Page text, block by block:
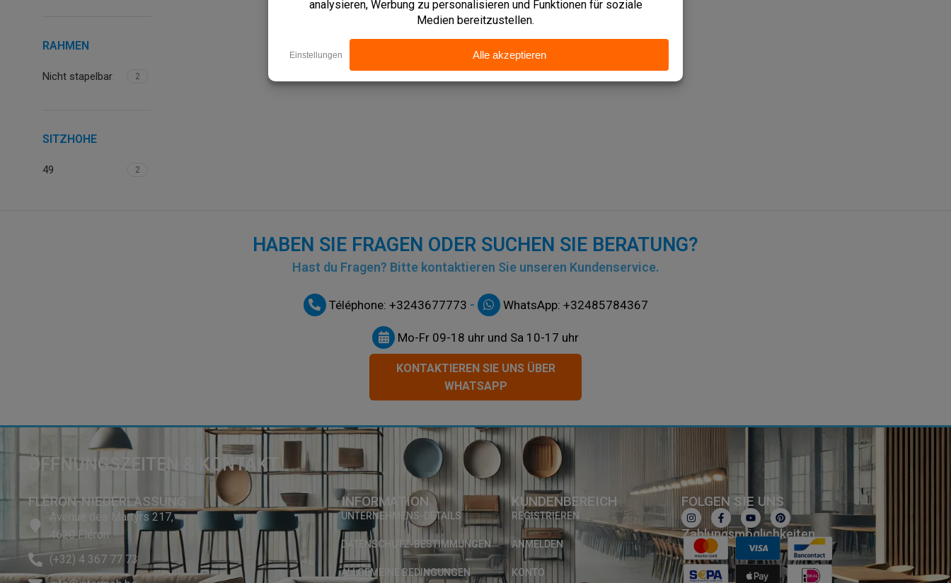
RAHMEN
Nicht stapelbar 2
SITZHOHE
49 2
HABEN SIE FRAGEN ODER SUCHEN SIE BERATUNG?
Hast du Fragen? Bitte kontaktieren Sie unseren Kundenservice.
Téléphone: +3243677773 - WhatsApp: +32485784367
Mo-Fr 09-18 uhr und Sa 10-17 uhr
KONTAKTIEREN SIE UNS ÜBER
WHATSAPP
ÖFFNUNGSZEITEN & KONTAKT
FLÉRON-NIEDERLASSUNG
Avenue des Martyrs 217,
4620 Fléron
(+32) 4 367 77 73
INFORMATION
UNTERNEHMENS-DETAILS
DATENSCHUTZ-BESTIMMUNGEN
ALLGEMEINE BEDINGUNGEN
KUNDENBEREICH
REGISTRIEREN
ANMELDEN
KONTO
FOLGEN SIE UNS
Zahlungsmöglichkeiten